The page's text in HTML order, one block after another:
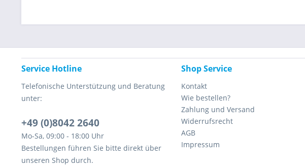
Service Hotline
Telefonische Unterstützung und Beratung
unter:
+49 (0)8042 2640
Mo-Sa, 09:00 - 18:00 Uhr
Bestellungen führen Sie bitte direkt über
unseren Shop durch.
Shop Service
Kontakt
Wie bestellen?
Zahlung und Versand
Widerrufsrecht
AGB
Impressum